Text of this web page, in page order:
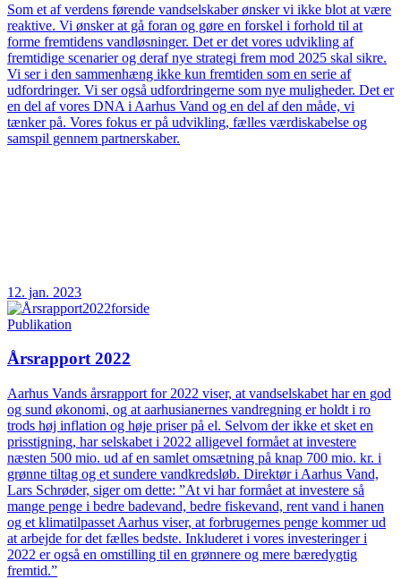
Som et af verdens førende vandselskaber ønsker vi ikke blot at være
reaktive. Vi ønsker at gå foran og gøre en forskel i forhold til at
forme fremtidens vandløsninger. Det er det vores udvikling af
fremtidige scenarier og deraf nye strategi frem mod 2025 skal sikre.
Vi ser i den sammenhæng ikke kun fremtiden som en serie af
udfordringer. Vi ser også udfordringerne som nye muligheder. Det er
en del af vores DNA i Aarhus Vand og en del af den måde, vi
tænker på. Vores fokus er på udvikling, fælles værdiskabelse og
samspil gennem partnerskaber.
12. jan. 2023
Publikation
Årsrapport 2022
Aarhus Vands årsrapport for 2022 viser, at vandselskabet har en god
og sund økonomi, og at aarhusianernes vandregning er holdt i ro
trods høj inflation og høje priser på el. Selvom der ikke et sket en
prisstigning, har selskabet i 2022 alligevel formået at investere
næsten 500 mio. ud af en samlet omsætning på knap 700 mio. kr. i
grønne tiltag og et sundere vandkredsløb. Direktør i Aarhus Vand,
Lars Schrøder, siger om dette: ”At vi har formået at investere så
mange penge i bedre badevand, bedre fiskevand, rent vand i hanen
og et klimatilpasset Aarhus viser, at forbrugernes penge kommer ud
at arbejde for det fælles bedste. Inkluderet i vores investeringer i
2022 er også en omstilling til en grønnere og mere bæredygtig
fremtid.”